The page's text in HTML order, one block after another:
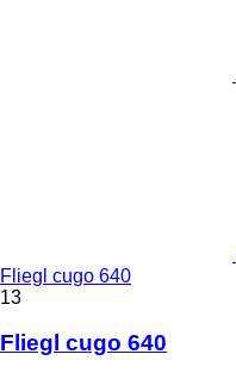
Fliegl cugo 640
13
Fliegl cugo 640